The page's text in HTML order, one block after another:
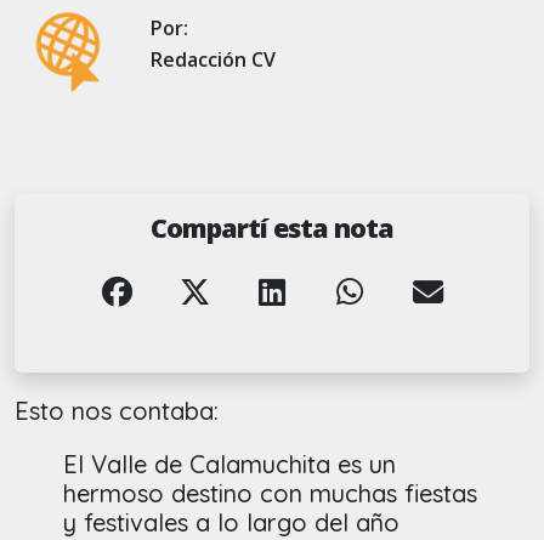
Por:
Redacción CV
Compartí esta nota
Esto nos contaba:
El Valle de Calamuchita es un
hermoso destino con muchas fiestas
y festivales a lo largo del año